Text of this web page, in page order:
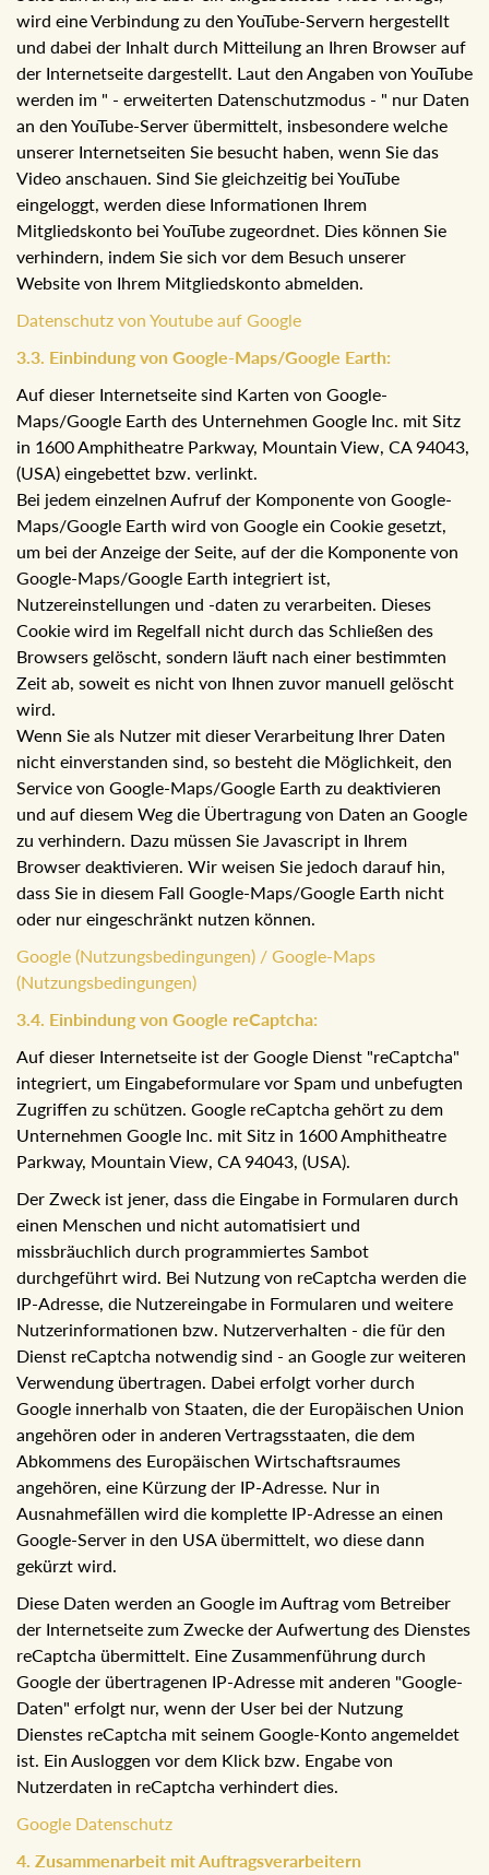
gestellte Option " - erweiterter Datenschutzmodus - ".Wenn
Sie eine Seite aufrufen, die über ein eingebettetes Video
verfügt, wird eine Verbindung zu den YouTube-Servern
hergestellt und dabei der Inhalt durch Mitteilung an Ihren
Browser auf der Internetseite dargestellt. Laut den
Angaben von YouTube werden im " - erweiterten
Datenschutzmodus - " nur Daten an den YouTube-Server
übermittelt, insbesondere welche unserer Internetseiten
Sie besucht haben, wenn Sie das Video anschauen. Sind
Sie gleichzeitig bei YouTube eingeloggt, werden diese
Informationen Ihrem Mitgliedskonto bei YouTube
vor dem Besuch unserer Website von Ihrem Mitgliedskonto
abmelden.
Datenschutz von Youtube auf Google
3.3. Einbindung von Google-Maps/Google Earth:
Auf dieser Internetseite sind Karten von Google-
Maps/Google Earth des Unternehmen Google Inc. mit Sitz
in 1600 Amphitheatre Parkway, Mountain View, CA 94043,
(USA) eingebettet bzw. verlinkt.
Bei jedem einzelnen Aufruf der Komponente von Google-
Maps/Google Earth wird von Google ein Cookie gesetzt,
um bei der Anzeige der Seite, auf der die Komponente von
Google-Maps/Google Earth integriert ist,
Nutzereinstellungen und -daten zu verarbeiten. Dieses
Cookie wird im Regelfall nicht durch das Schließen des
Browsers gelöscht, sondern läuft nach einer bestimmten
Zeit ab, soweit es nicht von Ihnen zuvor manuell gelöscht
wird.
Wenn Sie als Nutzer mit dieser Verarbeitung Ihrer Daten
nicht einverstanden sind, so besteht die Möglichkeit, den
Service von Google-Maps/Google Earth zu deaktivieren
und auf diesem Weg die Übertragung von Daten an
Google zu verhindern. Dazu müssen Sie Javascript in
Ihrem Browser deaktivieren. Wir weisen Sie jedoch darauf
hin, dass Sie in diesem Fall Google-Maps/Google Earth
nicht oder nur eingeschränkt nutzen können.
Google (Nutzungsbedingungen) / Google-Maps
(Nutzungsbedingungen)
3.4. Einbindung von Google reCaptcha:
Auf dieser Internetseite ist der Google Dienst "reCaptcha"
integriert, um Eingabeformulare vor Spam und unbefugten
Unternehmen Google Inc. mit Sitz in 1600 Amphitheatre
Der Zweck ist jener, dass die Eingabe in Formularen durch
einen Menschen und nicht automatisiert und
missbräuchlich durch programmiertes Sambot durchgeführt
wird. Bei Nutzung von reCaptcha werden die IP-Adresse,
die Nutzereingabe in Formularen und weitere
Nutzerinformationen bzw. Nutzerverhalten - die für den
Dienst reCaptcha notwendig sind - an Google zur weiteren
Verwendung übertragen. Dabei erfolgt vorher durch
Google innerhalb von Staaten, die der Europäischen
Union angehören oder in anderen Vertragsstaaten, die
dem Abkommens des Europäischen Wirtschaftsraumes
angehören, eine Kürzung der IP-Adresse. Nur in
Google-Server in den USA übermittelt, wo diese dann
Diese Daten werden an Google im Auftrag vom Betreiber
der Internetseite zum Zwecke der Aufwertung des Dienstes
reCaptcha übermittelt. Eine Zusammenführung durch
Google der übertragenen IP-Adresse mit anderen "Google-
Daten" erfolgt nur, wenn der User bei der Nutzung
ist. Ein Ausloggen vor dem Klick bzw. Engabe von
Nutzerdaten in reCaptcha verhindert dies.